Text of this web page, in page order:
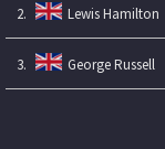
2. Lewis Hamilton
3. George Russell